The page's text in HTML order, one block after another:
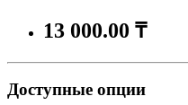
13 000.00 ₸
Доступные опции